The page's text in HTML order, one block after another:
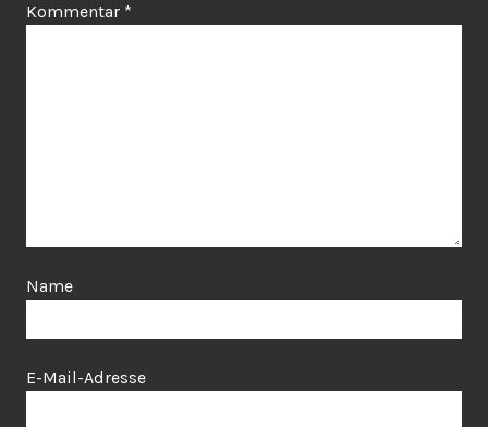
Kommentar *
Name
E-Mail-Adresse